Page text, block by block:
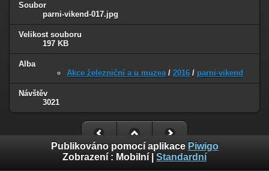
Soubor
parni-vikend-017.jpg
Velikost souboru
197 KB
Alba
Akce železniční a u muzea/ 2016 / parni-vikend
Návštěv
3021
Publikováno pomocí aplikace Piwigo
Zobrazení : Mobilní Standardní